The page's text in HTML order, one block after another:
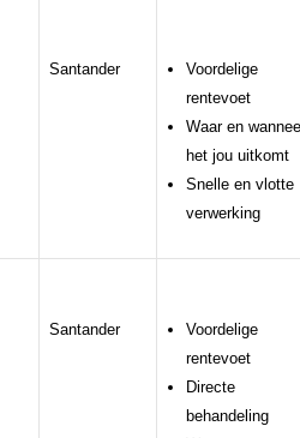
Santander
Voordelige
rentevoet
Waar en
het jou uitkomt
Snelle en vlotte
verwerking
Santander
Voordelige
rentevoet
Directe
behandeling